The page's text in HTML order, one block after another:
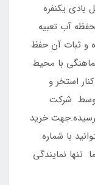
بادی یکنفره
آب تعبیه
و ثبات آن حفظ
با محیط
استخر و
توسط شرکت
خرید
با شماره
ما تنها نمایندگی